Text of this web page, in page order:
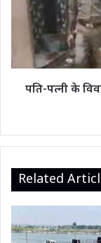
गुट,
जमकर
पति-पत्नी के
Related